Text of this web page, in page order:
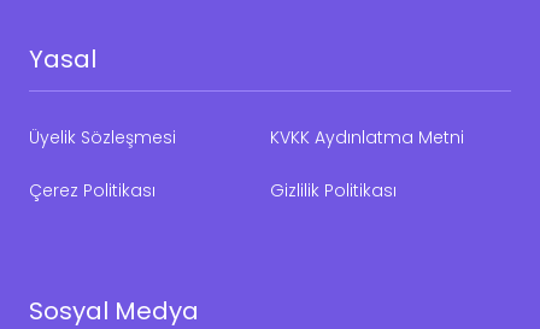
Yasal
Üyelik Sözleşmesi KVKK Aydınlatma Metni
Çerez Politikası Gizlilik Politikası
Sosyal Medya